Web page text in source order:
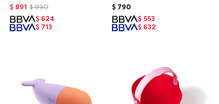
$ 891 $990
$ 624
$ 713
$ 790
$ 553
$ 632